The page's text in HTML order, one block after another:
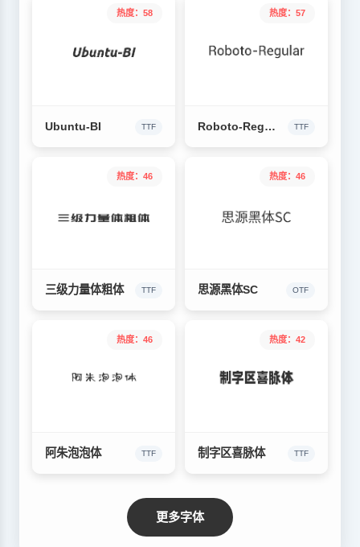
热度：58
Ubuntu-BI TTF
热度：57
Roboto-Regular TTF
热度：46
三级力量体粗体 TTF
热度：46
思源黑体SC OTF
热度：46
阿朱泡泡体 TTF
热度：42
制字区喜脉体 TTF
更多字体